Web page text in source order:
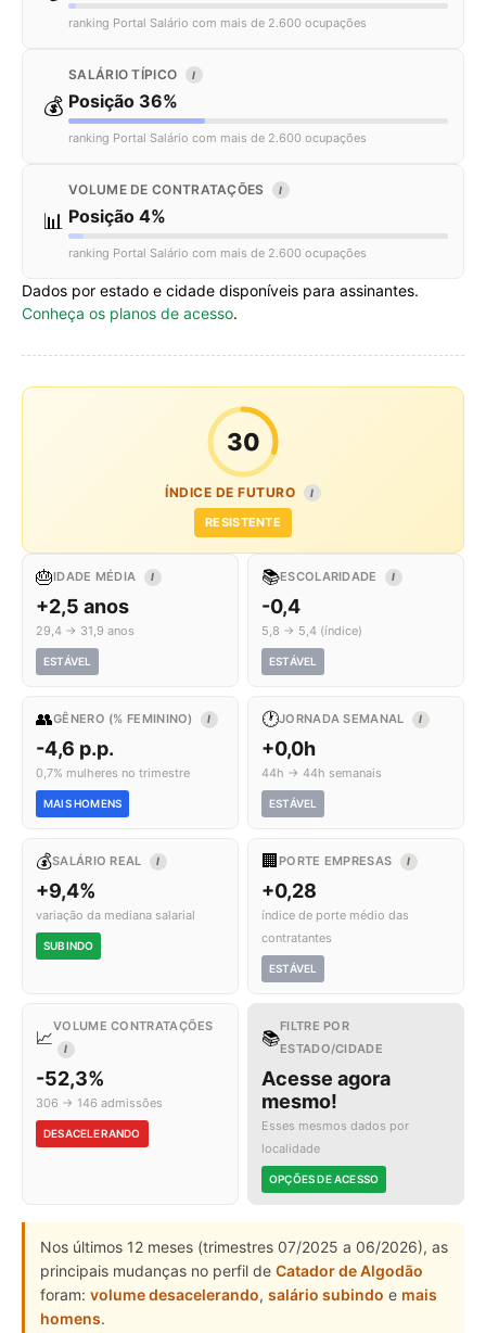
ranking Portal Salário com mais de 2.600 ocupações
💰
SALÁRIO TÍPICO I
Posição 36%
ranking Portal Salário com mais de 2.600 ocupações
📊
VOLUME DE CONTRATAÇÕES I
Posição 4%
ranking Portal Salário com mais de 2.600 ocupações
Dados por estado e cidade disponíveis para assinantes.
Conheça os planos de acesso.
30
ÍNDICE DE FUTURO I
RESISTENTE
🎂IDADE MÉDIA I
+2,5 anos
29,4 → 31,9 anos
ESTÁVEL
📚ESCOLARIDADE I
-0,4
5,8 → 5,4 (índice)
ESTÁVEL
👥GÊNERO (% FEMININO) I
-4,6 p.p.
0,7% mulheres no trimestre
MAIS HOMENS
🕐JORNADA SEMANAL I
+0,0h
44h → 44h semanais
ESTÁVEL
💰SALÁRIO REAL I
+9,4%
variação da mediana salarial
SUBINDO
🏢 PORTE EMPRESAS I
+0,28
índice de porte médio das
contratantes
ESTÁVEL
📈
VOLUME CONTRATAÇÕES
I
-52,3%
306 → 146 admissões
DESACELERANDO
📚
FILTRE POR
ESTADO/CIDADE
Acesse agora
mesmo!
Esses mesmos dados por
localidade
OPÇÕES DE ACESSO
Nos últimos 12 meses (trimestres 07/2025 a 06/2026), as
principais mudanças no perfil de Catador de Algodão
foram: volume desacelerando, salário subindo e mais
homens.